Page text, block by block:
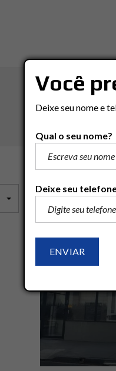
2
Você
Deixe seu nome e
Qual o seu nome?
Deixe seu